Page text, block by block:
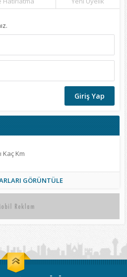
Kaç Km
GÖRÜNTÜLE